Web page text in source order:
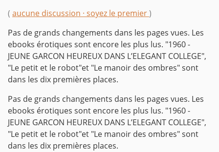
( aucune discussion · soyez le premier)
Pas de grands changements dans les pages vues. Les
ebooks érotiques sont encore les plus lus. "1960 -
JEUNE GARCON HEUREUX DANS L’ELEGANT COLLEGE",
"Le petit et le robot"et "Le manoir des ombres" sont
dans les dix premières places.
Pas de grands changements dans les pages vues. Les
ebooks érotiques sont encore les plus lus. "1960 -
JEUNE GARCON HEUREUX DANS L’ELEGANT COLLEGE",
"Le petit et le robot"et "Le manoir des ombres" sont
dans les dix premières places.